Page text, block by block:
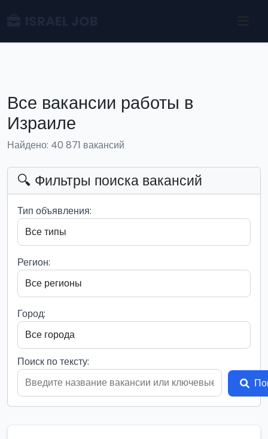
Все вакансии работы в
Израиле
Найдено: 40 871 вакансий
🔍 Фильтры поиска вакансий
Тип объявления:
Регион:
Город:
Поиск по тексту: